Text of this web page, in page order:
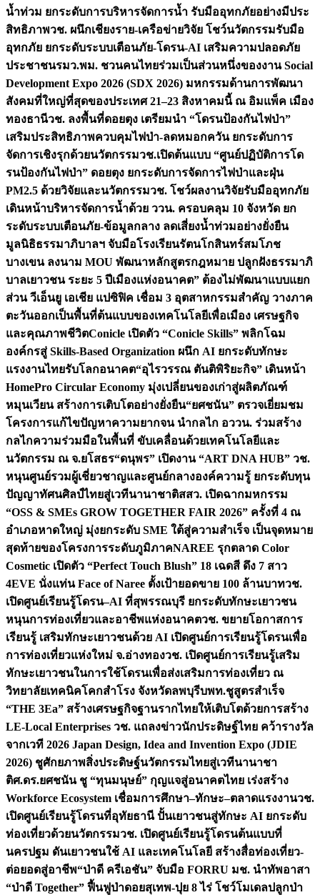
น้ำท่วม ยกระดับการบริหารจัดการน้ำ รับมืออุทกภัยอย่างมีประ
สิทธิภาพวช. ผนึกเชียงราย-เครือข่ายวิจัย โชว์นวัตกรรมรับมือ
อุทกภัย ยกระดับระบบเตือนภัย-โดรน-AI เสริมความปลอดภัย
ประชาชนรมว.พม. ชวนคนไทยร่วมเป็นส่วนหนึ่งของงาน Social
Development Expo 2026 (SDX 2026) มหกรรมด้านการพัฒนา
สังคมที่ใหญ่ที่สุดของประเทศ 21–23 สิงหาคมนี้ ณ อิมแพ็ค เมือง
ทองธานีวช. ลงพื้นที่ดอยตุง เตรียมนำ “โดรนป้องกันไฟป่า”
เสริมประสิทธิภาพควบคุมไฟป่า-ลดหมอกควัน ยกระดับการ
จัดการเชิงรุกด้วยนวัตกรรมวช.เปิดต้นแบบ “ศูนย์ปฏิบัติการโด
รนป้องกันไฟป่า” ดอยตุง ยกระดับการจัดการไฟป่าและฝุ่น
PM2.5 ด้วยวิจัยและนวัตกรรมวช. โชว์ผลงานวิจัยรับมืออุทกภัย
เดินหน้าบริหารจัดการน้ำด้วย ววน. ครอบคลุม 10 จังหวัด ยก
ระดับระบบเตือนภัย-ข้อมูลกลาง ลดเสี่ยงน้ำท่วมอย่างยั่งยืน
มูลนิธิธรรมาภิบาลฯ จับมือโรงเรียนรัตนโกสินทร์สมโภช
บางเขน ลงนาม MOU พัฒนาหลักสูตรกฎหมาย ปลูกฝังธรรมาภิ
บาลเยาวชน ระยะ 5 ปีเมืองแห่งอนาคต” ต้องไม่พัฒนาแบบแยก
ส่วน วีเอ็นยู เอเชีย แปซิฟิค เชื่อม 3 อุตสาหกรรมสำคัญ วางภาค
ตะวันออกเป็นพื้นที่ต้นแบบของเทคโนโลยีเพื่อเมือง เศรษฐกิจ
และคุณภาพชีวิตConicle เปิดตัว “Conicle Skills” พลิกโฉม
องค์กรสู่ Skills-Based Organization ผนึก AI ยกระดับทักษะ
แรงงานไทยรับโลกอนาคต“อุไรวรรณ ตันติพิริยะกิจ” เดินหน้า
HomePro Circular Economy มุ่งเปลี่ยนของเก่าสู่ผลิตภัณฑ์
หมุนเวียน สร้างการเติบโตอย่างยั่งยืน“ยศชนัน” ตรวจเยี่ยมชม
โครงการแก้ไขปัญหาความยากจน นำกลไก อววน. ร่วมสร้าง
กลไกความร่วมมือในพื้นที่ ขับเคลื่อนด้วยเทคโนโลยีและ
นวัตกรรม ณ จ.ยโสธร“ดนุพร” เปิดงาน “ART DNA HUB” วช.
หนุนศูนย์รวมผู้เชี่ยวชาญและศูนย์กลางองค์ความรู้ ยกระดับทุน
ปัญญาทัศนศิลป์ไทยสู่เวทีนานาชาติสสว. เปิดฉากมหกรรม
“OSS & SMEs GROW TOGETHER FAIR 2026” ครั้งที่ 4 ณ
อำเภอหาดใหญ่ มุ่งยกระดับ SME ใต้สู่ความสำเร็จ เป็นจุดหมาย
สุดท้ายของโครงการระดับภูมิภาคNAREE รุกตลาด Color
Cosmetic เปิดตัว “Perfect Touch Blush” 18 เฉดสี ดึง 7 สาว
4EVE นั่งแท่น Face of Naree ตั้งเป้ายอดขาย 100 ล้านบาทวช.
เปิดศูนย์เรียนรู้โดรน–AI ที่สุพรรณบุรี ยกระดับทักษะเยาวชน
หนุนการท่องเที่ยวและอาชีพแห่งอนาคตวช. ขยายโอกาสการ
เรียนรู้ เสริมทักษะเยาวชนด้วย AI เปิดศูนย์การเรียนรู้โดรนเพื่อ
การท่องเที่ยวแห่งใหม่ จ.อ่างทองวช. เปิดศูนย์การเรียนรู้เสริม
ทักษะเยาวชนในการใช้โดรนเพื่อส่งเสริมการท่องเที่ยว ณ
วิทยาลัยเทคนิคโคกสำโรง จังหวัดลพบุรีบพท.ชูสูตรสำเร็จ
“THE 3Ea” สร้างเศรษฐกิจฐานรากไทยให้เติบโตด้วยการสร้าง
LE-Local Enterprises วช. แถลงข่าวนักประดิษฐ์ไทย คว้ารางวัล
จากเวที 2026 Japan Design, Idea and Invention Expo (JDIE
2026) ชูศักยภาพสิ่งประดิษฐ์นวัตกรรมไทยสู่เวทีนานาชา
ติศ.ดร.ยศชนัน ชู “ทุนมนุษย์” กุญแจสู่อนาคตไทย เร่งสร้าง
Workforce Ecosystem เชื่อมการศึกษา–ทักษะ–ตลาดแรงงานวช.
เปิดศูนย์เรียนรู้โดรนที่อุทัยธานี ปั้นเยาวชนสู่ทักษะ AI ยกระดับ
ท่องเที่ยวด้วยนวัตกรรมวช. เปิดศูนย์เรียนรู้โดรนต้นแบบที่
นครปฐม ดันเยาวชนใช้ AI และเทคโนโลยี สร้างสื่อท่องเที่ยว-
ต่อยอดสู่อาชีพ“ป่าดี ครีเอชัน” จับมือ FORRU มช. นำทัพอาสา
“ป่าดี Together” ฟื้นฟูป่าดอยสุเทพ-ปุย 8 ไร่ โชว์โมเดลปลูกป่า